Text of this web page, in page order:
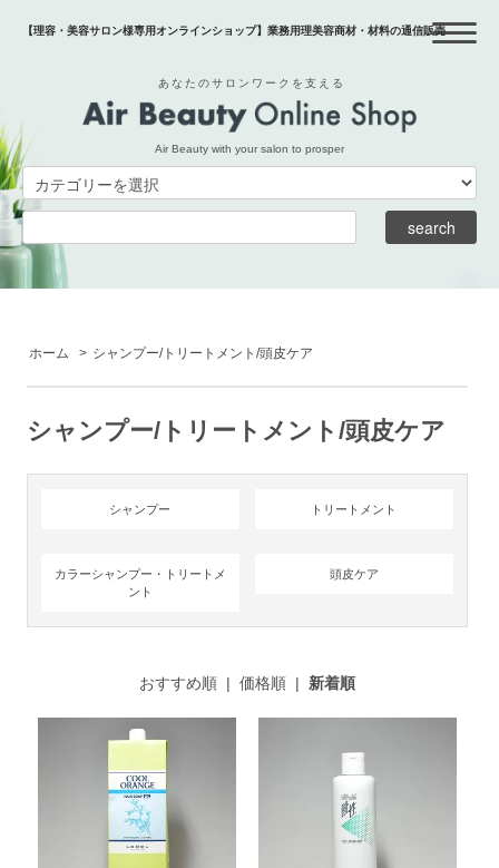
【理容・美容サロン様専用オンラインショップ】業務用理美容商材・材料の通信販売
あなたのサロンワークを支える
Air Beauty with your salon to prosper
ホーム > シャンプー/トリートメント/頭皮ケア
シャンプー/トリートメント/頭皮ケア
シャンプー トリートメント
カラーシャンプー・トリートメ
ント
頭皮ケア
おすすめ順| 価格順| 新着順